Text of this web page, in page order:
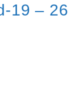
19 – 26